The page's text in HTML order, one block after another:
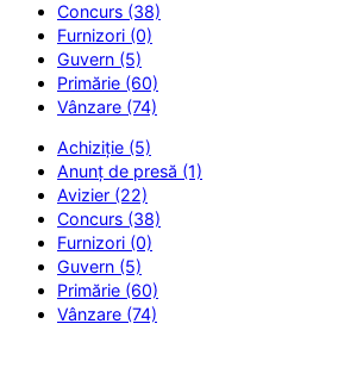
Concurs (38)
Furnizori (0)
Guvern (5)
Primărie (60)
Vânzare (74)
Achiziție (5)
Anunț de presă (1)
Avizier (22)
Concurs (38)
Furnizori (0)
Guvern (5)
Primărie (60)
Vânzare (74)